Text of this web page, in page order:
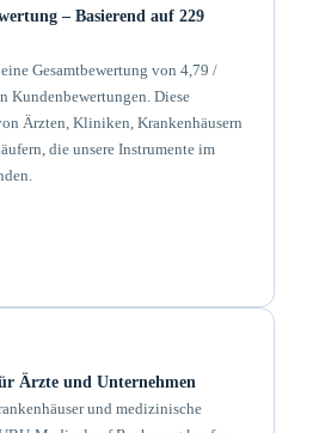
– Basierend auf 229
Gesamtbewertung von 4,79 /
Kundenbewertungen. Diese
Ärzten, Kliniken, Krankenhäusern
die unsere Instrumente im
Ärzte und Unternehmen
und medizinische